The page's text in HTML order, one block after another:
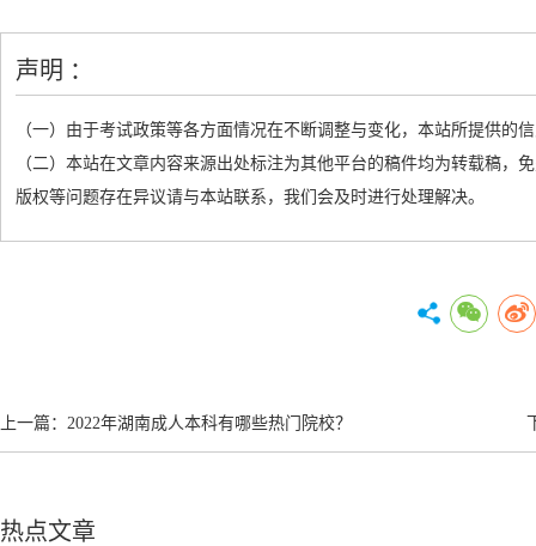
声明 ：
（一）由于考试政策等各方面情况在不断调整与变化，本站所提供的
（二）本站在文章内容来源出处标注为其他平台的稿件均为转载稿
版权等问题存在异议请与本站联系，我们会及时进行处理解决。
上一篇： 2022年湖南成人本科有哪些热门院校？
热点文章